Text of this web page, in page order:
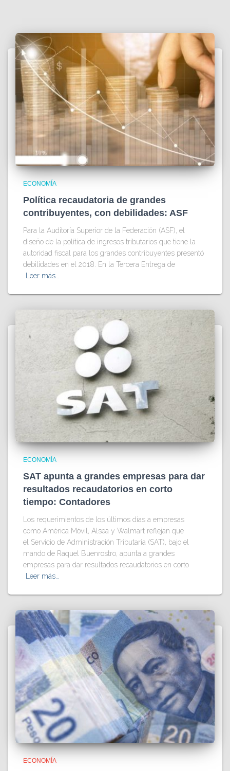
ECONOMÍA
Política recaudatoria de grandes
contribuyentes, con debilidades: ASF
Para la Auditoría Superior de la Federación (ASF), el
diseño de la política de ingresos tributarios que tiene la
autoridad fiscal para los grandes contribuyentes presentó
debilidades en el 2018. En la Tercera Entrega de
Leer más…
ECONOMÍA
SAT apunta a grandes empresas para dar
resultados recaudatorios en corto
tiempo: Contadores
Los requerimientos de los últimos días a empresas
como América Móvil, Alsea y Walmart reflejan que
el Servicio de Administración Tributaria (SAT), bajo el
mando de Raquel Buenrostro, apunta a grandes
empresas para dar resultados recaudatorios en corto
Leer más…
ECONOMÍA